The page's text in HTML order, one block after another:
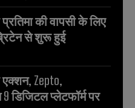
की वापसी के लिए
से शुरू हुई
एक्शन, Zepto,
डिजिटल प्लेटफॉर्म पर